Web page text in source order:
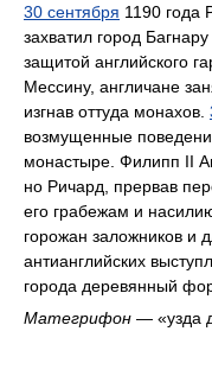
30 сентября 1190 года
захватил город Багнару
защитой английского
Мессину, англичане
изгнав оттуда монахов.
возмущенные
монастыре. Филипп II
но Ричард, прервав
его грабежам и
горожан заложников и
антианглийских
города деревянный
Матегрифон — «узда